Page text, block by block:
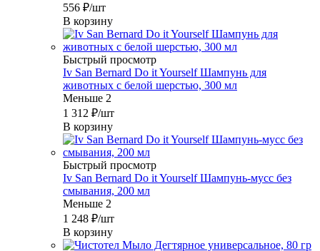
556 ₽/шт
В корзину
Быстрый просмотр
Iv San Bernard Do it Yourself Шампунь для
животных с белой шерстью, 300 мл
Меньше 2
1 312 ₽/шт
В корзину
Быстрый просмотр
Iv San Bernard Do it Yourself Шампунь-мусс без
смывания, 200 мл
Меньше 2
1 248 ₽/шт
В корзину